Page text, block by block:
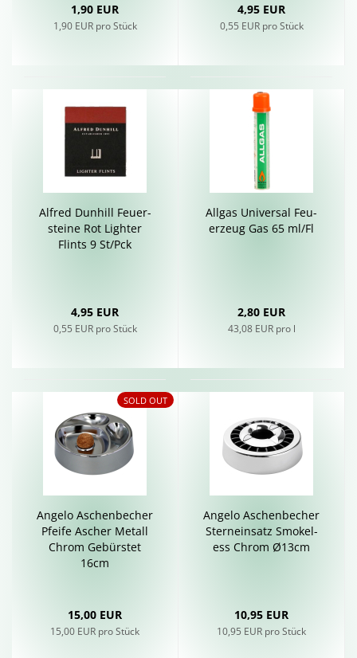
1,90 EUR
1,90 EUR pro Stück
4,95 EUR
0,55 EUR pro Stück
Al­fred Dun­hill Feu­er­
stei­ne Rot Ligh­ter
Flints 9 St/Pck
4,95 EUR
0,55 EUR pro Stück
All­gas Uni­ver­sal Feu­
er­zeug Gas 65 ml/Fl
2,80 EUR
43,08 EUR pro l
SOLD OUT
An­ge­lo Aschen­be­cher
Pfei­fe Ascher Me­tall
Chrom Ge­bürs­tet
16cm
15,00 EUR
15,00 EUR pro Stück
An­ge­lo Aschen­be­cher
Stern­ein­satz Smo­ke­l­
ess Chrom Ø13cm
10,95 EUR
10,95 EUR pro Stück